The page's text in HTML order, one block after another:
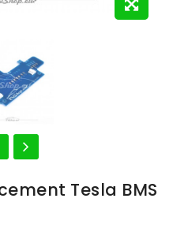
Tesla BMS